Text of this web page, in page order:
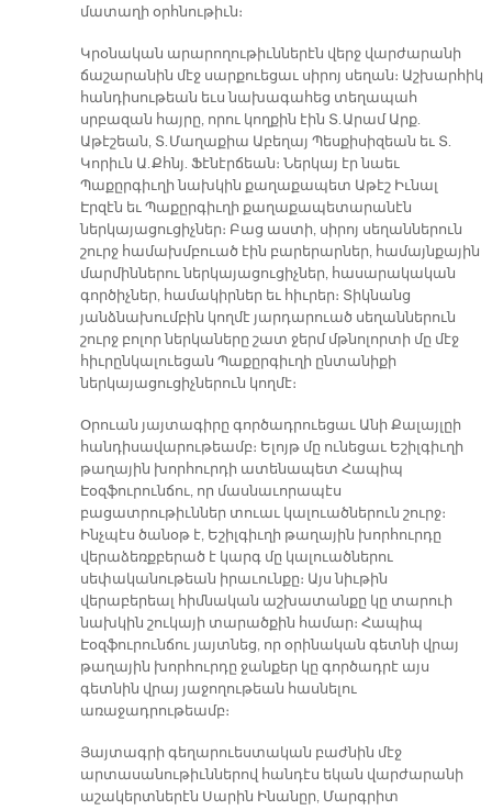
մատաղի օրհնութիւն։
Կրօնական արարողութիւններէն վերջ վարժարանի
ճաշարանին մէջ սարքուեցաւ սիրոյ սեղան։ Աշխարհիկ
հանդիսութեան եւս նախագահեց տեղապահ
սրբազան հայրը, որու կողքին էին Տ. Արամ Արք.
Աթէշեան, Տ. Մաղաքիա Աբեղայ Պեսքիսիզեան եւ Տ.
Կորիւն Ա. Քհնյ. Ֆէնէրճեան։ Ներկայ էր նաեւ
Պաքըրգիւղի նախկին քաղաքապետ Աթէշ Իւնալ
Էրզէն եւ Պաքըրգիւղի քաղաքապետարանէն
ներկայացուցիչներ։ Բաց աստի, սիրոյ սեղաններուն
շուրջ համախմբուած էին բարերարներ, համայնքային
մարմիններու ներկայացուցիչներ, հասարակական
գործիչներ, համակիրներ եւ հիւրեր։ Տիկնանց
յանձնախումբին կողմէ յարդարուած սեղաններուն
շուրջ բոլոր ներկաները շատ ջերմ մթնոլորտի մը մէջ
հիւրընկալուեցան Պաքըրգիւղի ընտանիքի
ներկայացուցիչներուն կողմէ։
Օրուան յայտագիրը գործադրուեցաւ Անի Քալայլըի
հանդիսավարութեամբ։ Ելոյթ մը ունեցաւ Եշիլգիւղի
թաղային խորհուրդի ատենապետ Հապիպ
Էօզֆուրունճու, որ մասնաւորապէս
բացատրութիւններ տուաւ կալուածներուն շուրջ։
Ինչպէս ծանօթ է, Եշիլգիւղի թաղային խորհուրդը
վերաձեռքբերած է կարգ մը կալուածներու
սեփականութեան իրաւունքը։ Այս նիւթին
վերաբերեալ հիմնական աշխատանքը կը տարուի
նախկին շուկայի տարածքին համար։ Հապիպ
Էօզֆուրունճու յայտնեց, որ օրինական գետնի վրայ
թաղային խորհուրդը ջանքեր կը գործադրէ այս
գետնին վրայ յաջողութեան հասնելու
առաջադրութեամբ։
Յայտագրի գեղարուեստական բաժնին մէջ
արտասանութիւններով հանդէս եկան վարժարանի
աշակերտներէն Սարին Ինանըր, Մարգրիտ